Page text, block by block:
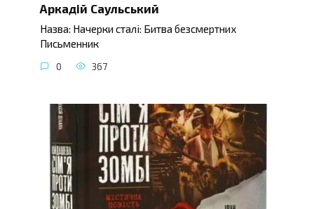
Аркадій Саульський
Назва: Начерки сталі: Битва безсмертних
Письменник
0 367